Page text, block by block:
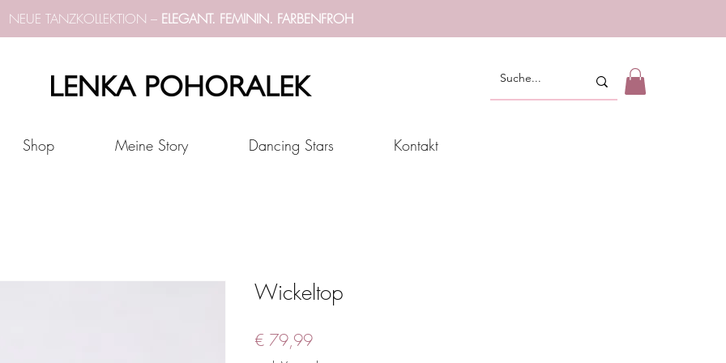
NEUE TANZKOLLEKTION – ELEGANT. FEMININ. FARBENFROH
Shop Meine Story Dancing Stars Kontakt
Wickeltop
€ 79,99Preis